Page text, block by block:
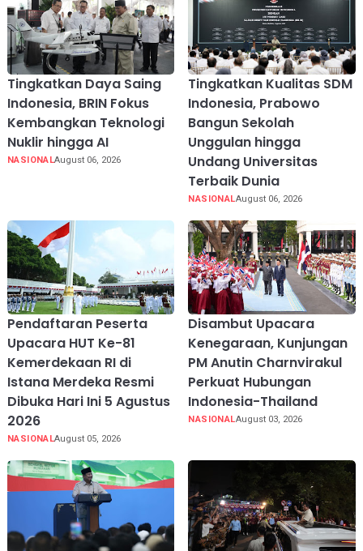
Tingkatkan Daya Saing
Indonesia, BRIN Fokus
Kembangkan Teknologi
Nuklir hingga AI
NASIONALAugust 06, 2026
Tingkatkan Kualitas SDM
Indonesia, Prabowo
Bangun Sekolah
Unggulan hingga
Undang Universitas
Terbaik Dunia
NASIONALAugust 06, 2026
Pendaftaran Peserta
Upacara HUT Ke-81
Kemerdekaan RI di
Istana Merdeka Resmi
Dibuka Hari Ini 5 Agustus
2026
NASIONALAugust 05, 2026
Disambut Upacara
Kenegaraan, Kunjungan
PM Anutin Charnvirakul
Perkuat Hubungan
Indonesia-Thailand
NASIONALAugust 03, 2026